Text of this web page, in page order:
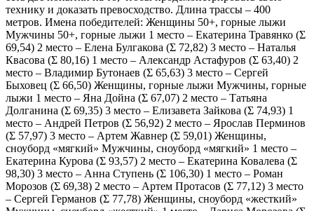
технику и доказать превосходство. Длина трассы – 400
метров. Имена победителей: Женщины 50+, горные лыжи
Мужчины 50+, горные лыжи 1 место – Екатерина Травянко (Ʃ
69,54) 2 место – Елена Булгакова (Ʃ 72,82) 3 место – Наталья
Квасова (Ʃ 80,16) 1 место – Александр Астафуров (Ʃ 63,40) 2
место – Владимир Бутонаев (Ʃ 65,63) 3 место – Сергей
Быховец (Ʃ 66,50) Женщины, горные лыжи Мужчины, горные
лыжи 1 место – Яна Дойна (Ʃ 67,07) 2 место – Татьяна
Долганина (Ʃ 69,35) 3 место – Елизавета Зайкова (Ʃ 74,93) 1
место – Андрей Петров (Ʃ 56,92) 2 место – Ярослав Перминов
(Ʃ 57,97) 3 место – Артем Жавнер (Ʃ 59,01) Женщины,
сноуборд «мягкий» Мужчины, сноуборд «мягкий» 1 место –
Екатерина Курова (Ʃ 93,57) 2 место – Екатерина Ковалева (Ʃ
98,30) 3 место – Анна Ступень (Ʃ 106,30) 1 место – Роман
Морозов (Ʃ 69,38) 2 место – Артем Протасов (Ʃ 77,12) 3 место
– Сергей Германов (Ʃ 77,78) Женщины, сноуборд «жесткий»